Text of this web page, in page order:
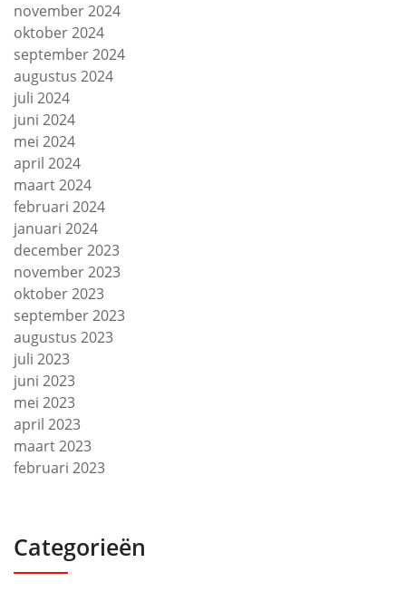
november 2024
oktober 2024
september 2024
augustus 2024
juli 2024
juni 2024
mei 2024
april 2024
maart 2024
februari 2024
januari 2024
december 2023
november 2023
oktober 2023
september 2023
augustus 2023
juli 2023
juni 2023
mei 2023
april 2023
maart 2023
februari 2023
Categorieën